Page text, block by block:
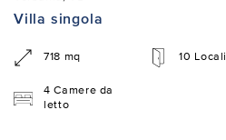
Villa singola
718 mq 10 Locali
4 Camere da
letto